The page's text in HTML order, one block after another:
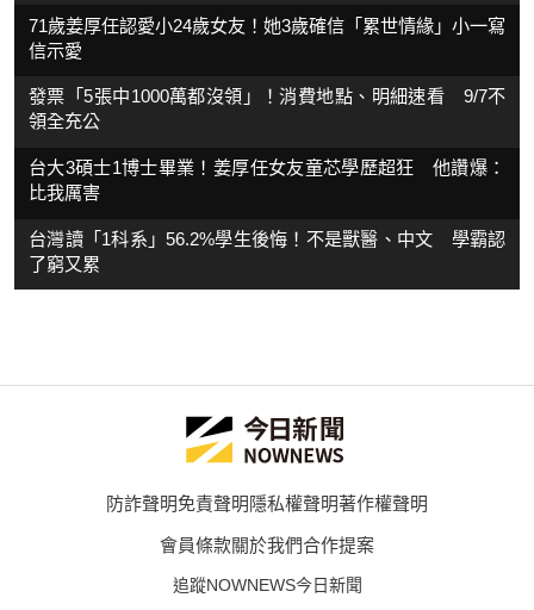
71歲姜厚任認愛小24歲女友！她3歲確信「累世情緣」小一寫
信示愛
發票「5張中1000萬都沒領」！消費地點、明細速看 9/7不
領全充公
台大3碩士1博士畢業！姜厚任女友童芯學歷超狂 他讚爆：
比我厲害
台灣讀「1科系」56.2%學生後悔！不是獸醫、中文 學霸認
了窮又累
防詐聲明免責聲明隱私權聲明著作權聲明
會員條款關於我們合作提案
追蹤NOWNEWS今日新聞